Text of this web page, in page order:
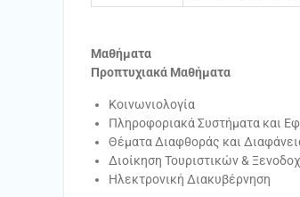
Μαθήματα
Προπτυχιακά Μαθήματα
Κοινωνιολογία
Πληροφοριακά Συστήματα και
Θέματα Διαφθοράς και
Διοίκηση Τουριστικών &
Ηλεκτρονική Διακυβέρνηση